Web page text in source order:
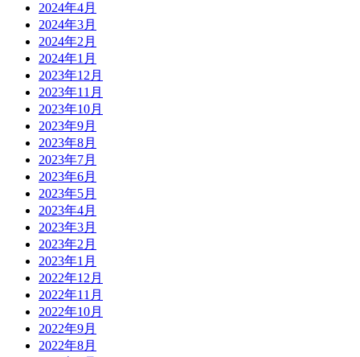
2024年4月
2024年3月
2024年2月
2024年1月
2023年12月
2023年11月
2023年10月
2023年9月
2023年8月
2023年7月
2023年6月
2023年5月
2023年4月
2023年3月
2023年2月
2023年1月
2022年12月
2022年11月
2022年10月
2022年9月
2022年8月